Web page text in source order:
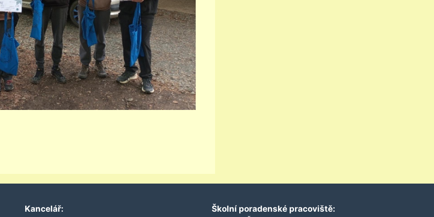
Kancelář:
Školní poradenské pracoviště: